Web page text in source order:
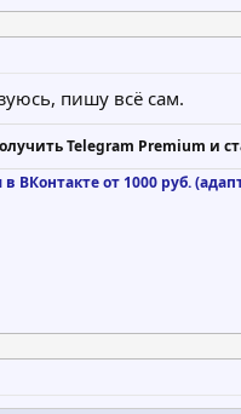
пишу всё сам.
Telegram Premium и
ВКонтакте от 1000 руб.